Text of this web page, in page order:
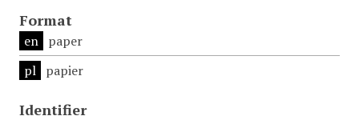
Format
en paper
pl papier
Identifier